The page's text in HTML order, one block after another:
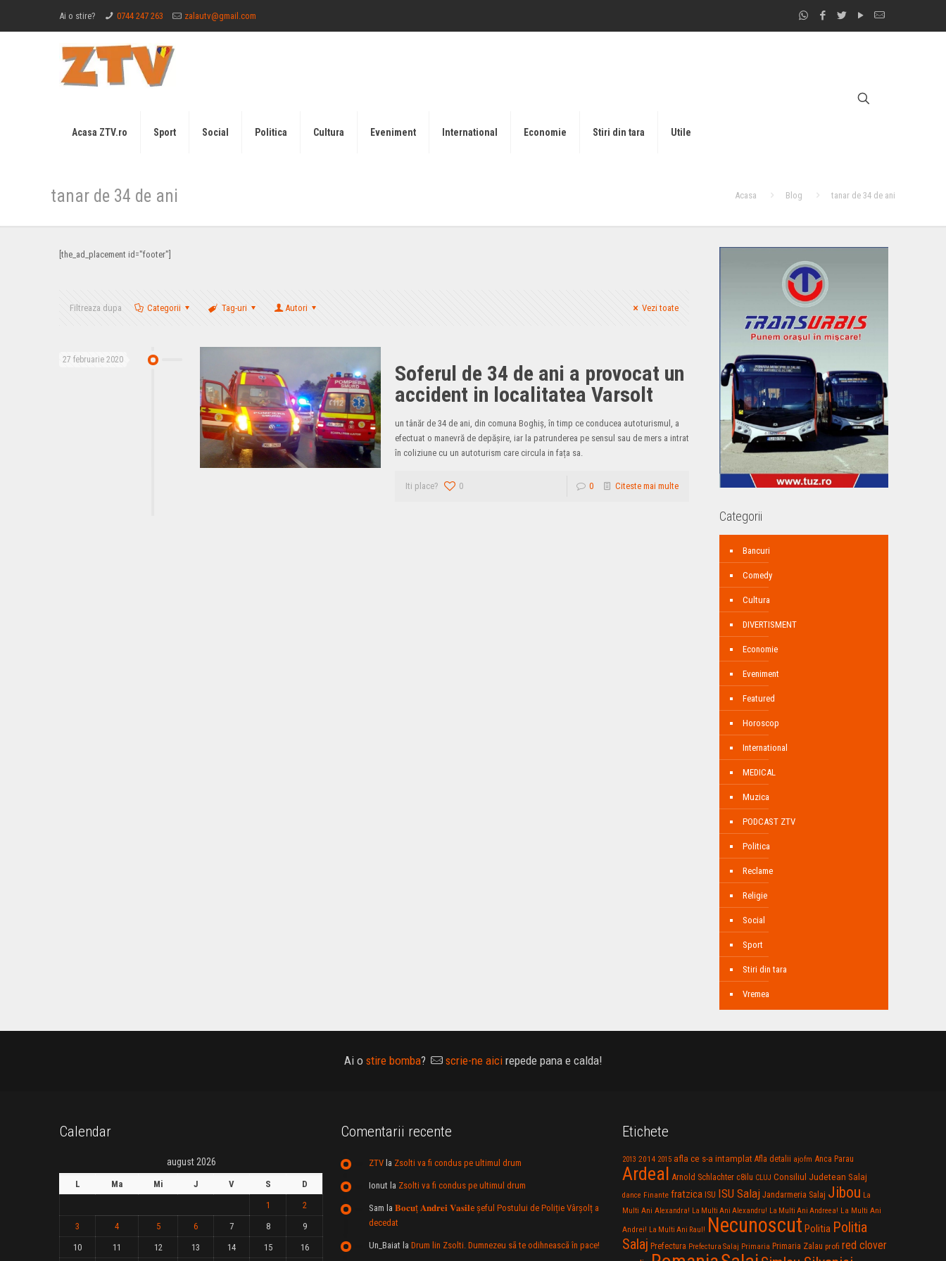
Ai o stire? 0744 247 263 zalautv@gmail.com
Acasa ZTV.ro Sport Social Politica Cultura Eveniment International Economie Stiri din tara Utile
tanar de 34 de ani Acasa Blog tanar de 34 de ani
[the_ad_placement id="footer"]
Filtreaza dupa Categorii Tag-uri Autori Vezi toate
27 februarie 2020
Soferul de 34 de ani a provocat un
accident in localitatea Varsolt
un tânăr de 34 de ani, din comuna Boghiș, în timp ce conducea autoturismul, a
efectuat o manevră de depășire, iar la patrunderea pe sensul sau de mers a intrat
în coliziune cu un autoturism care circula in fața sa.
Iti place? 0 0 Citeste mai multe
Categorii
Bancuri
Comedy
Cultura
DIVERTISMENT
Economie
Eveniment
Featured
Horoscop
International
MEDICAL
Muzica
PODCAST ZTV
Politica
Reclame
Religie
Social
Sport
Stiri din tara
Vremea
Ai o stire bomba? scrie-ne aicirepede pana e calda!
Calendar
august 2026
L Ma Mi J V S
D
1
2
3
4 5 6 7 8
9
10
11 12 13 14 15 16
Comentarii recente
ZTVla Zsolti va fi condus pe ultimul drum
Ionut la Zsolti va fi condus pe ultimul drum
Sam la 𝐁𝐨𝐜𝐮ț 𝐀𝐧𝐝𝐫𝐞𝐢 𝐕𝐚𝐬𝐢𝐥e şeful Postului de Poliție Vârșolț a
decedat
Un_Baiat la Drum lin Zsolti. Dumnezeu sã te odihneascã în pace!
Etichete
2013 2014 2015 afla ce s-a intamplat Afla detalii ajofm Anca Parau
Ardeal Arnold Schlachter c8ilu CLUJ Consiliul Judetean Salaj
dance Finante fratzica ISU ISU Salaj Jandarmeria Salaj Jibou La
Multi Ani Alexandra! La Multi Ani Alexandru! La Multi Ani Andreea! La Multi Ani
Andrei! La Multi Ani Raul! Necunoscut Politia Politia
Salaj Prefectura Prefectura Salaj Primaria Primaria Zalau profi red clover